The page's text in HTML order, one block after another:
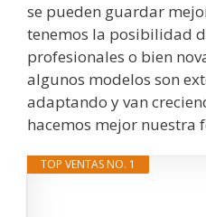
se pueden guardar
tenemos la posibilidad
profesionales o bien
algunos modelos son
adaptando y van
hacemos mejor nuestra
TOP VENTAS NO. 1